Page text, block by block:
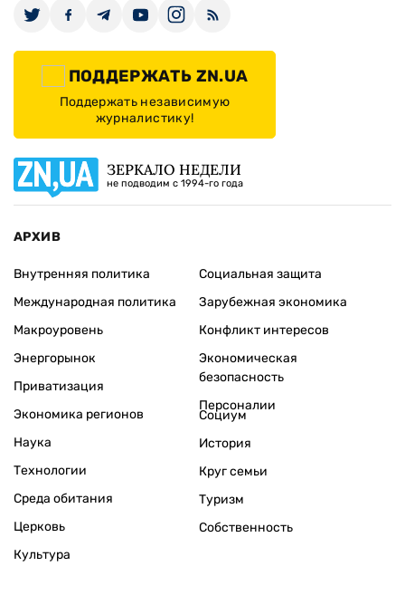
ПОДДЕРЖАТЬ ZN.UA
Поддержать независимую
журналистику!
ЗЕРКАЛО НЕДЕЛИ
не подводим с 1994-го года
АРХИВ
Внутренняя политика
Международная политика
Макроуровень
Энергорынок
Приватизация
Экономика регионов
Социальная защита
Зарубежная экономика
Конфликт интересов
Экономическая
безопасность
Персоналии
Наука
Технологии
Среда обитания
Церковь
Культура
Социум
История
Круг семьи
Туризм
Собственность